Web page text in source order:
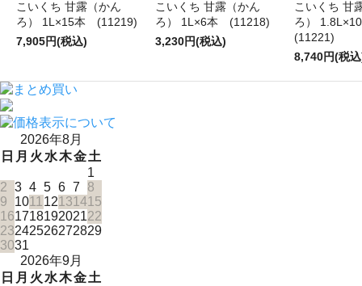
こいくち 甘露（かん
ろ） 1L×15本 (11219)
7,905円(税込)
こいくち 甘露（かん
ろ） 1L×6本 (11218)
3,230円(税込)
こいくち 甘
ろ）
(11221)
8,740円(税
2026年8月
日 月 火水木金土
1
2 3 4 5 6 7
8
9
101112131415
16171819202122
23242526272829
3031
2026年9月
日 月 火水木金土